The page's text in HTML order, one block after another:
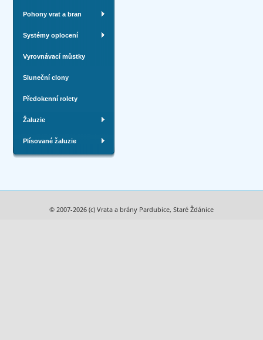
Pohony vrat a bran
Systémy oplocení
Vyrovnávací můstky
Sluneční clony
Předokenní rolety
Žaluzie
Plísované žaluzie
© 2007-2026 (c) Vrata a brány Pardubice, Staré Ždánice